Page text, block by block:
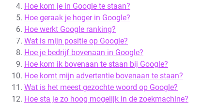
Hoe kom je in Google te staan?
Hoe geraak je hoger in Google?
Hoe werkt Google ranking?
Wat is mijn positie op Google?
Hoe je bedrijf bovenaan in Google?
Hoe kom ik bovenaan te staan bij Google?
Hoe komt mijn advertentie bovenaan te staan?
Wat is het meest gezochte woord op Google?
Hoe sta je zo hoog mogelijk in de zoekmachine?